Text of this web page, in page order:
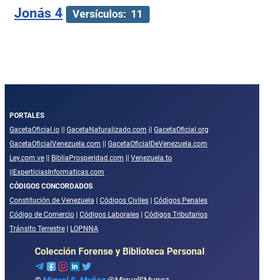
Jonás 4 Versículos: 11
PORTALES
GacetaOficial.io || GacetaNaturalizado.com || GacetaOficial.org
GacetaOficialVenezuela.com || GacetaOficialDeVenezuela.com
Ley.com.ve || BibliaProsperidad.com || Venezuela.to
||ExperticiasInformaticas.com
CÓDIGOS CONCORDADOS
Constitución de Venezuela | Códigos Civiles | Códigos Penales
Código de Comercio | Códigos Laborales | Códigos Tributarios
Tránsito Terrestre | LOPNNA
Colección Forense y Biblioteca Personal